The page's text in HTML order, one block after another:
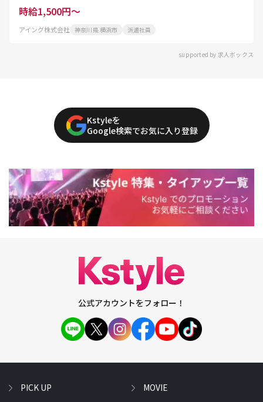
時給1,500円～
アイング株式会社 神奈川県 横浜市 派遣社員
supported by 求人ボックス
Kstyleを
Google検索でお気に入り登録
公式アカウントをフォロー！
PICK UP MOVIE